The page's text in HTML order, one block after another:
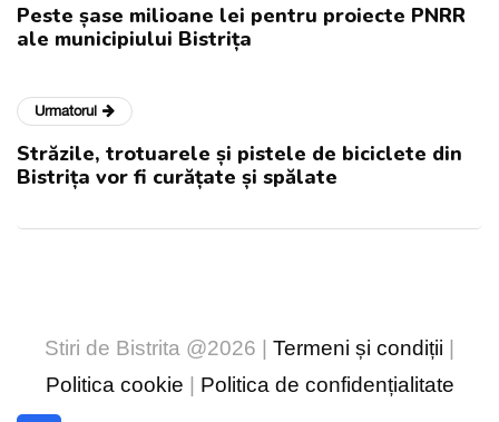
Peste șase milioane lei pentru proiecte PNRR
ale municipiului Bistrița
Urmatorul
Străzile, trotuarele și pistele de biciclete din
Bistrița vor fi curățate și spălate
Stiri de Bistrita @2026 | Termeni și condiții |
Politica cookie | Politica de confidențialitate